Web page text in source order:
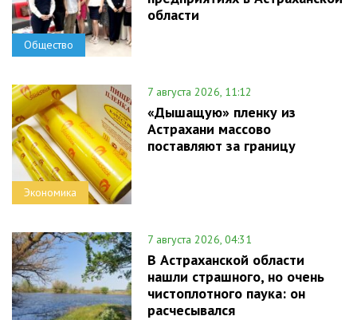
Общество
области
Экономика
7 августа 2026, 11:12
«Дышащую» пленку из
Астрахани массово
поставляют за границу
7 августа 2026, 04:31
В Астраханской области
нашли страшного, но очень
чистоплотного паука: он
расчесывался